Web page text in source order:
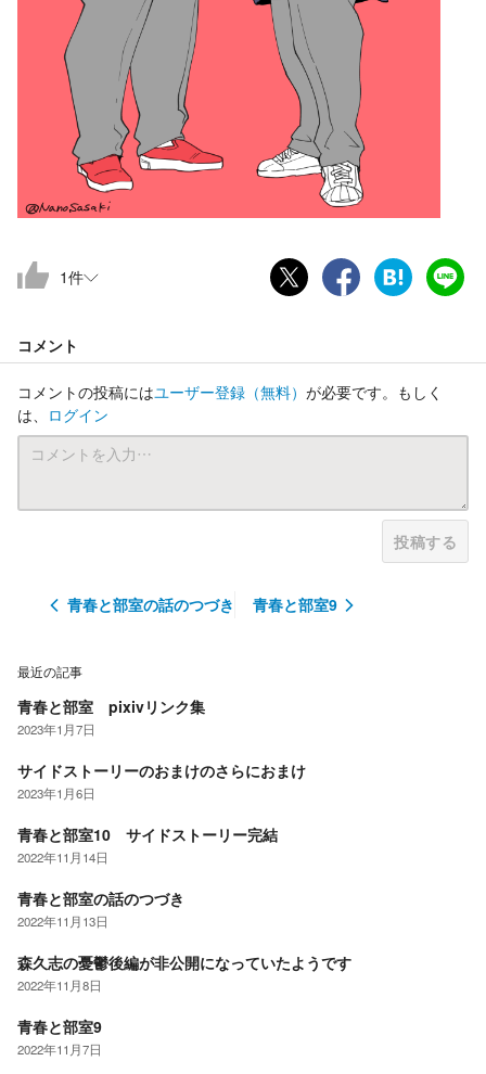
1件
コメント
コメントの投稿にはユーザー登録 （無料） が必要です。もしく
は、 ログイン
投稿する
青春と部室の話のつづき 青春と部室9
最近の記事
青春と部室 pixivリンク集
2023年1月7日
サイドストーリーのおまけのさらにおまけ
2023年1月6日
青春と部室10 サイドストーリー完結
2022年11月14日
青春と部室の話のつづき
2022年11月13日
森久志の憂鬱後編が非公開になっていたようです
2022年11月8日
青春と部室9
2022年11月7日